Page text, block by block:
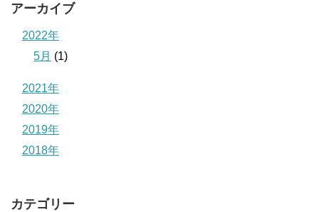
アーカイブ
2022年
5月 (1)
2021年
2020年
2019年
2018年
カテゴリー